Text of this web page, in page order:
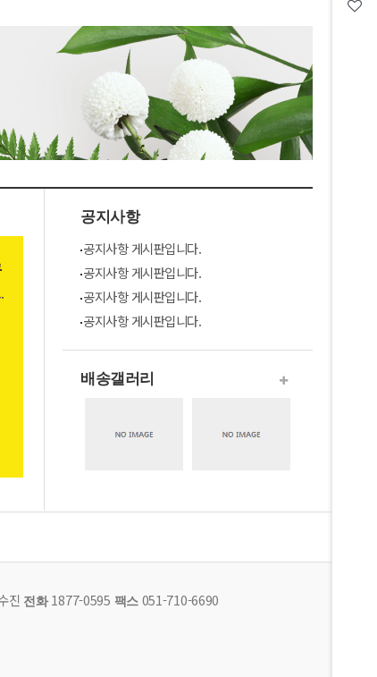
공지사항
공지사항 게시판입니다.
공지사항 게시판입니다.
공지사항 게시판입니다.
공지사항 게시판입니다.
배송갤러리
진 전화1877-0595 팩스051-710-6690